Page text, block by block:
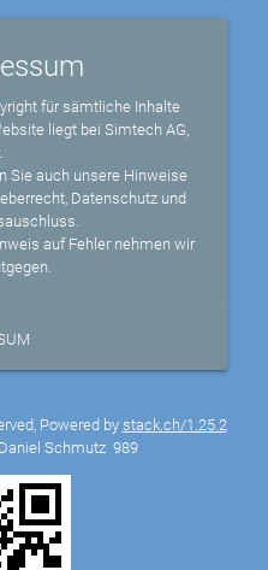
für sämtliche Inhalte
liegt bei Simtech AG,
Sie auch unsere Hinweise
Datenschutz und
auf Fehler nehmen wir
Powered bystack.ch/1.25.2
Schmutz 989